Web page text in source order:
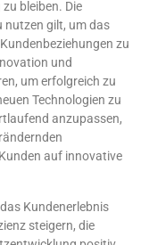
bleiben. Die
nutzen gilt, um das
zu
und
um erfolgreich zu
Technologien zu
anzupassen,
auf innovative
Kundenerlebnis
steigern, die